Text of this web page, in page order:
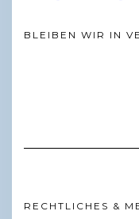
BLEIBEN WIR IN
RECHTLICHES &